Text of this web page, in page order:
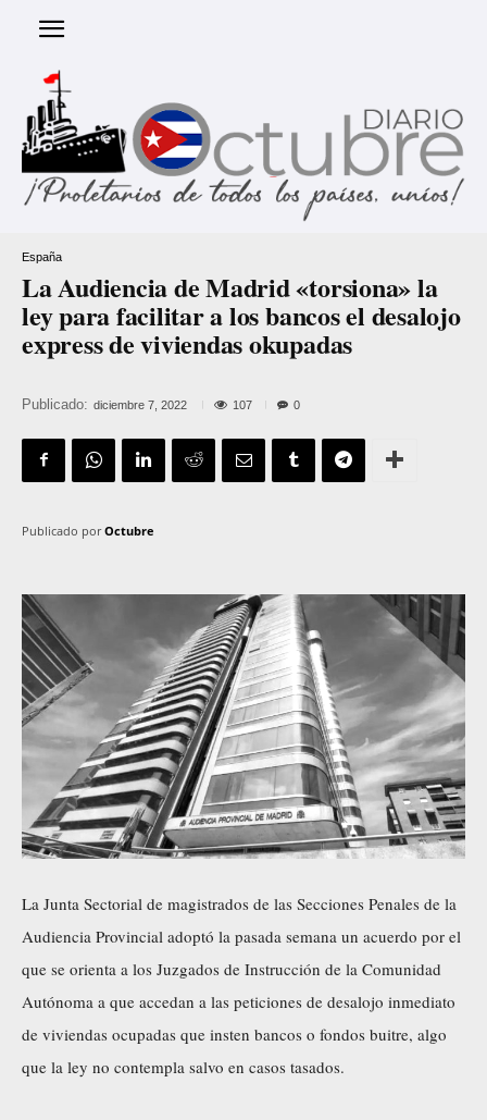
España
La Audiencia de Madrid «torsiona» la
ley para facilitar a los bancos el desalojo
express de viviendas okupadas
Publicado: diciembre 7, 2022 107 0
Publicado por Octubre
La Junta Sectorial de magistrados de las Secciones Penales de la
Audiencia Provincial adoptó la pasada semana un acuerdo por el
que se orienta a los Juzgados de Instrucción de la Comunidad
Autónoma a que accedan a las peticiones de desalojo inmediato
de viviendas ocupadas que insten bancos o fondos buitre, algo
que la ley no contempla salvo en casos tasados.